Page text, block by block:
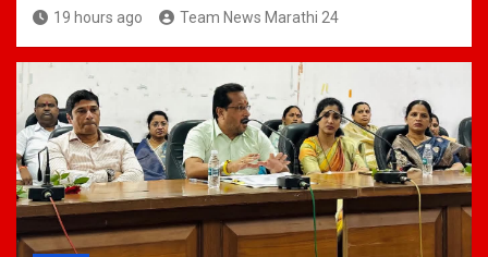
19 hours ago Team News Marathi 24